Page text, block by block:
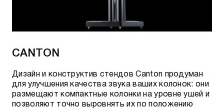
Type 9 FR-BANANAS
Rocket 33 FR-SPADEG
Rocket 11 FR-SPADES
CANTON
Дизайн и конструктив стендов Canton продуман
для улучшения качества звука ваших колонок: они
размещают компактные колонки на уровне ушей и
позволяют точно выровнять их по положению